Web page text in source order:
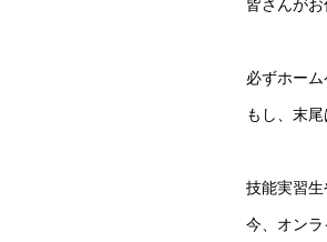
皆さんが
必ずホー
もし、末
技能実習
今、オン